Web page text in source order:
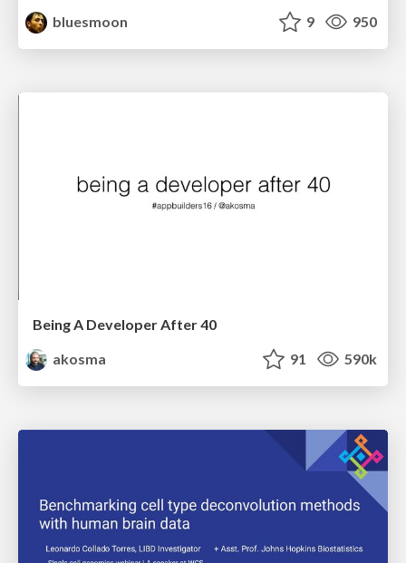
bluesmoon
9 950
Being A Developer After 40
akosma
91 590k